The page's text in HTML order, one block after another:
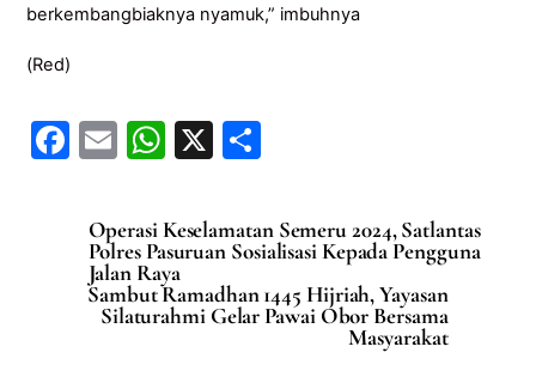
berkembangbiaknya nyamuk,” imbuhnya
(Red)
F
c
e
b
E
ai
l
W
at
s
A
p
X
ar
e
Operasi Keselamatan Semeru 2024, Satlantas
Polres Pasuruan Sosialisasi Kepada Pengguna
Jalan Raya
Sambut Ramadhan 1445 Hijriah, Yayasan
Silaturahmi Gelar Pawai Obor Bersama
Masyarakat